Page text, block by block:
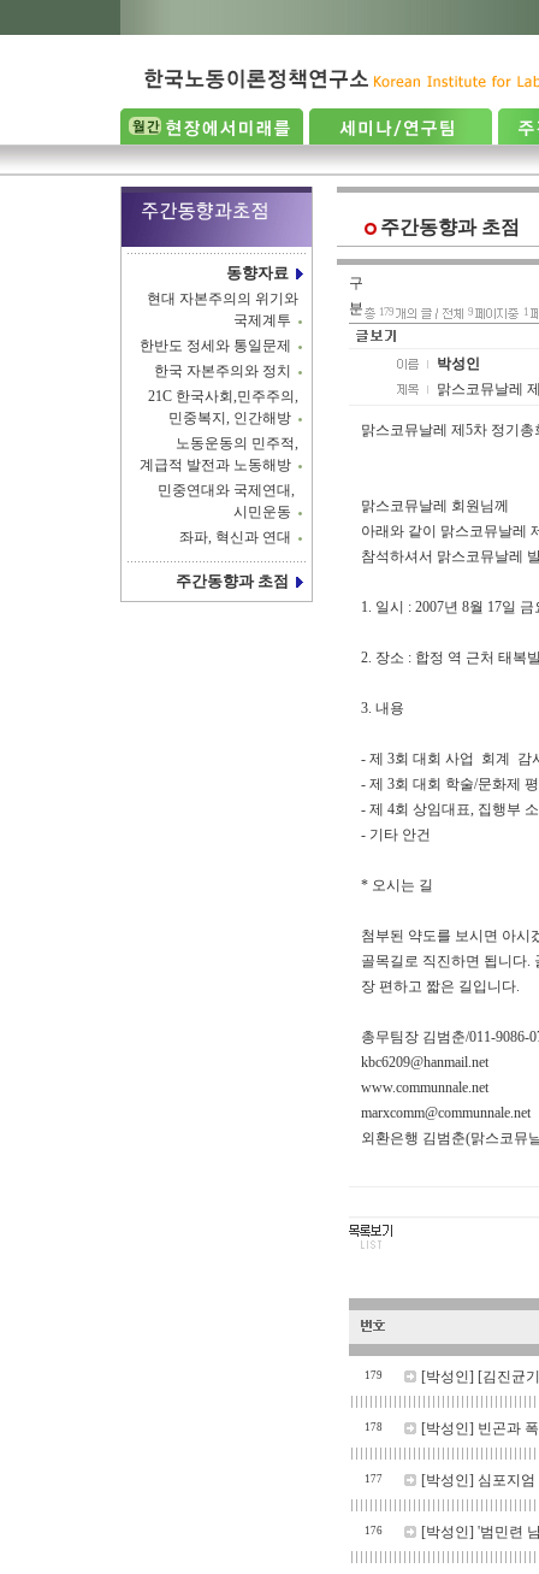
동향자료
현대 자본주의의 위기와
국제계투
한반도 정세와 통일문제
한국 자본주의와 정치
21C 한국사회,민주주의,
민중복지, 인간해방
노동운동의 민주적,
계급적 발전과 노동해방
민중연대와 국제연대,
시민운동
좌파, 혁신과 연대
주간동향과 초점
주간동향과 초점
구
분
179 9 1
박성인
맑스코뮤날레
맑스코뮤날레 제5차 정기
맑스코뮤날레 회원님께
아래와 같이 맑스코뮤날레
참석하셔서 맑스코뮤날레
1. 일시 : 2007년 8월 17일
2. 장소 : 합정 역 근처 태복
3. 내용
- 제 3회 대회 사업 회계 감
- 제 3회 대회 학술/문화제
- 제 4회 상임대표, 집행부
- 기타 안건
* 오시는 길
첨부된 약도를 보시면 아시
골목길로 직진하면 됩니다.
장 편하고 짧은 길입니다.
총무팀장 김범춘/011-9086-
kbc6209@hanmail.net
www.communnale.net
marxcomm@communnale.net
외환은행 김범춘(맑스코뮤
179 [박성인] [김진균
178 [박성인] 빈곤과
177 [박성인] 심포지엄
176 [박성인] '범민련